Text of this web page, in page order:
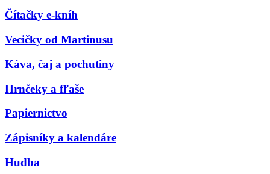
Čítačky e-kníh
Vecičky od Martinusu
Káva, čaj a pochutiny
Hrnčeky a fľaše
Papiernictvo
Zápisníky a kalendáre
Hudba